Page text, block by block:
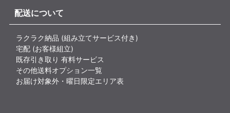
配送について
ラクラク納品 (組み立てサービス付き)
宅配 (お客様組立)
既存引き取り 有料サービス
その他送料オプション一覧
お届け対象外・曜日限定エリア表